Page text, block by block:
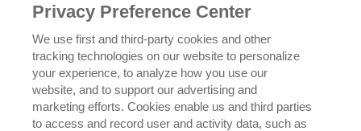
POLÍTICA DE PRIVACIDADE
EXERCENDO SEUS DIREITOS DE PRIVACIDADE
Privacy Preference Center
We use first and third-party cookies and other
tracking technologies on our website to personalize
your experience, to analyze how you use our
website, and to support our advertising and
marketing efforts. Cookies enable us and third parties
to access and record user and activity data, such as